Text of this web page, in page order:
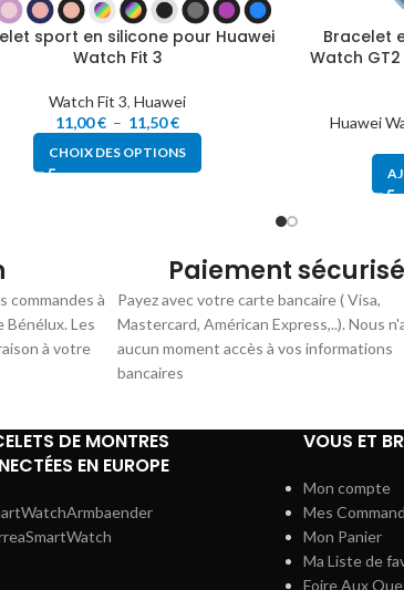
sport en silicone pour Huawei
Watch Fit 3
Watch Fit 3,Huawei
11,00€ – 11,50€
CHOIX DES OPTIONS
Bracelet
Watch
Huawei
commandes à
Bénélux. Les
à votre
Paiement sécurisé
Payez avec votre carte bancaire ( Visa,
Mastercard, Américan Express,..). Nous
aucun moment accès à vos informations
bancaires
DE MONTRES
EN EUROPE
VOUS ET
Mon compte
Mes
Mon Panier
Ma Liste de
Foire Aux